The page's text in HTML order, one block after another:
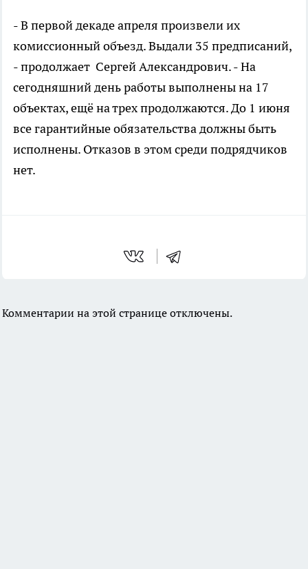
- В первой декаде апреля произвели их
комиссионный объезд. Выдали 35 предписаний,
- продолжает Сергей Александрович. - На
сегодняшний день работы выполнены на 17
объектах, ещё на трех продолжаются. До 1 июня
все гарантийные обязательства должны быть
исполнены. Отказов в этом среди подрядчиков
нет.
Комментарии на этой странице отключены.